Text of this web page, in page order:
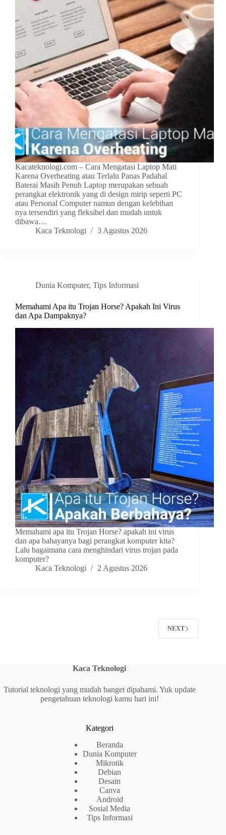
Kacateknologi.com – Cara Mengatasi Laptop Mati
Karena Overheating atau Terlalu Panas Padahal
Baterai Masih Penuh Laptop merupakan sebuah
perangkat elektronik yang di design mirip seperti PC
atau Personal Computer namun dengan kelebihan
nya tersendiri yang fleksibel dan mudah untuk
dibawa…
Kaca Teknologi
3 Agustus 2026
Dunia Komputer, Tips Informasi
Memahami Apa itu Trojan Horse? Apakah Ini Virus
dan Apa Dampaknya?
Memahami apa itu Trojan Horse? apakah ini virus
dan apa bahayanya bagi perangkat komputer kita?
Lalu bagaimana cara menghindari virus trojan pada
komputer?
Kaca Teknologi
2 Agustus 2026
NEXT
Kaca Teknologi
Tutorial teknologi yang mudah banget dipahami. Yuk update
pengetahuan teknologi kamu hari ini!
Kategori
Beranda
Dunia Komputer
Mikrotik
Debian
Desain
Canva
Android
Sosial Media
Tips Informasi